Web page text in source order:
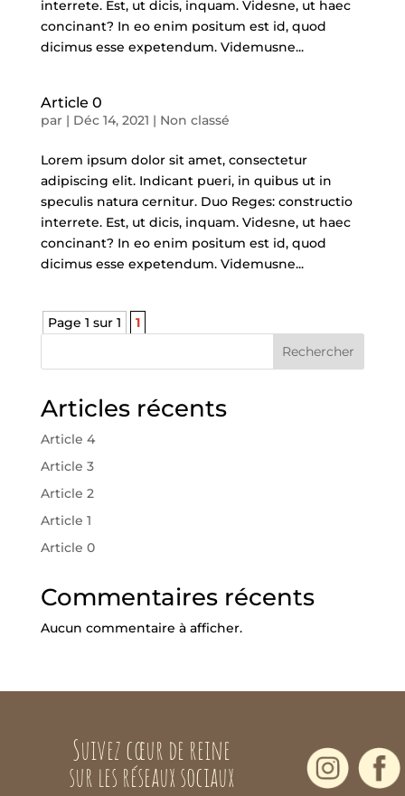
interrete. Est, ut dicis, inquam. Videsne, ut haec
concinant? In eo enim positum est id, quod
dicimus esse expetendum. Videmusne...
Article 0
par | Déc 14, 2021 | Non classé
Lorem ipsum dolor sit amet, consectetur
adipiscing elit. Indicant pueri, in quibus ut in
speculis natura cernitur. Duo Reges: constructio
interrete. Est, ut dicis, inquam. Videsne, ut haec
concinant? In eo enim positum est id, quod
dicimus esse expetendum. Videmusne...
Page 1 sur 1
1
Rechercher
Articles récents
Article 4
Article 3
Article 2
Article 1
Article 0
Commentaires récents
Aucun commentaire à afficher.
Suivez cœur de reine
sur les réseaux sociaux